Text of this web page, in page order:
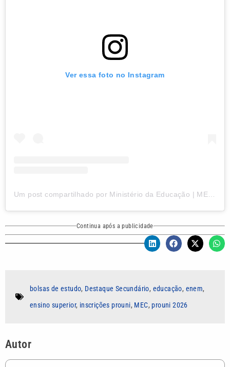
Ver essa foto no Instagram
Continua após a publicidade
bolsas de estudo, Destaque Secundário, educação, enem,
ensino superior, inscrições prouni, MEC, prouni 2026
Autor